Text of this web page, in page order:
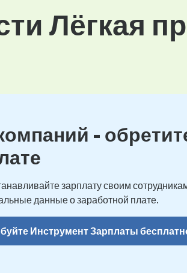
Лёгкая
-
зарплату своим
данные о заработной плате.
Инструмент Зарплаты